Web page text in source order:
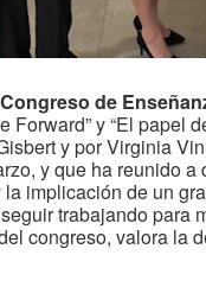
de
y “El papel
y por Virginia
y que ha reunido
implicación de un
trabajando para
congreso, valora la